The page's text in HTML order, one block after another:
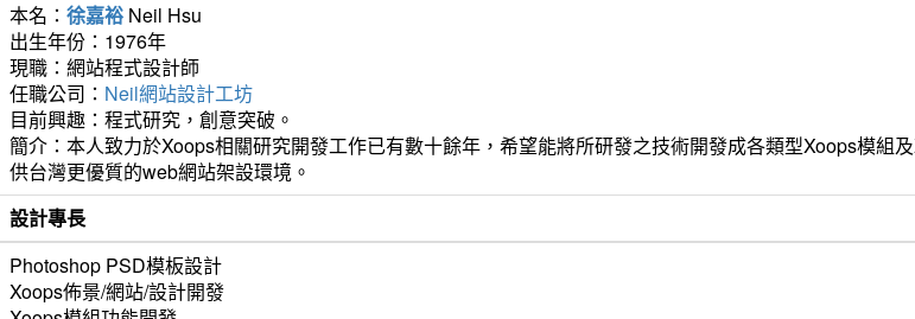
本名： 徐嘉裕 Neil Hsu
出生年份：1976年
現職：網站程式設計師
任職公司： Neil網站設計工坊
目前興趣：程式研究，創意突破。
簡介：本人致力於Xoops相關研究開發工作已有數十餘年，希望能將所研發之技術開發成各類型Xoops模組
供台灣更優質的web網站架設環境。
設計專長
Photoshop PSD模板設計
Xoops佈景/網站/設計開發